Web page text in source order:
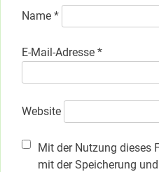
Name *
E-Mail-Adresse *
Website
Mit der Nutzung dieses
mit der Speicherung